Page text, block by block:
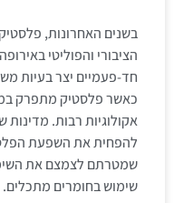
בשנים האחרונות,
הציבורי והפוליטי
חד-פעמיים יצר בעיות
כאשר פלסטיק מתפרק
אקולוגיות רבות.
להפחית את השפעת
שמטרתם לצמצם את
שימוש בחומרים מתכלים.